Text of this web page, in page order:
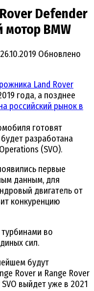
Defender
мотор BMW
26.10.2019 Обновлено
Land Rover
года, а позднее
российский рынок в
готовят
разработана
(SVO).
первые
данным, для
двигатель от
конкуренцию
во
сил.
будут
Rover и Range Rover
выйдет уже в 2021